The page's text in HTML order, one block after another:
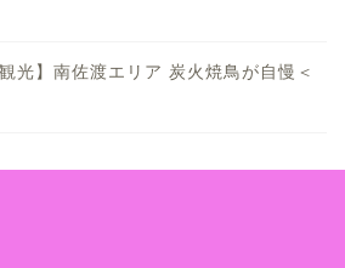
光】南佐渡エリア 炭火焼鳥が自慢＜